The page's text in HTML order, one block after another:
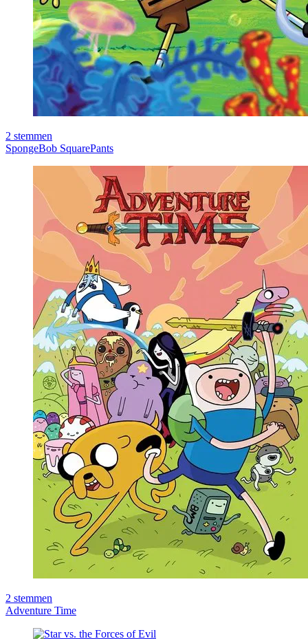
2 stemmen
SpongeBob SquarePants
2 stemmen
Adventure Time